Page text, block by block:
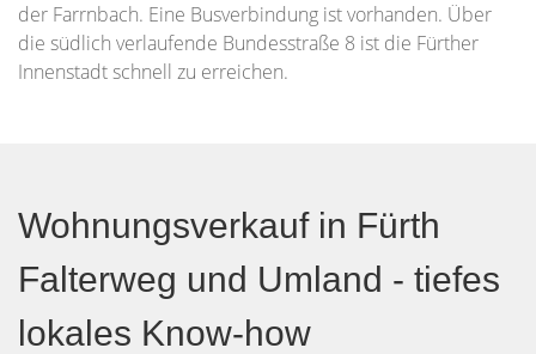
der Farrnbach. Eine Busverbindung ist vorhanden. Über
die südlich verlaufende Bundesstraße 8 ist die Fürther
Innenstadt schnell zu erreichen.
Wohnungsverkauf in Fürth
Falterweg und Umland - tiefes
lokales Know-how